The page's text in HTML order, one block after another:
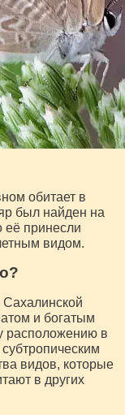
обитает в
был найден на
её принесли
видом.
и богатым
расположению в
видов, которые
в других